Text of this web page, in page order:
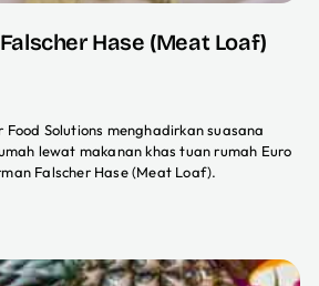
Hase (Meat Loaf)
Solutions menghadirkan suasana
lewat makanan khas tuan rumah Euro
Falscher Hase (Meat Loaf).